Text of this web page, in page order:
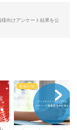
向けアンケート結果を公
お知らせ